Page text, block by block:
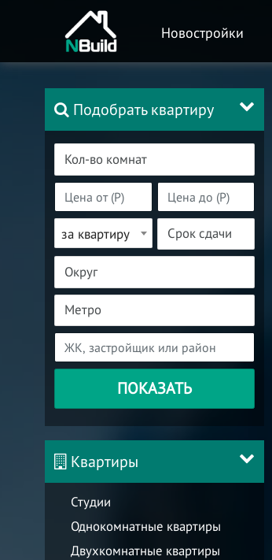
Новостройки
Подобрать квартиру
за квартиру
ПОКАЗАТЬ
Квартиры
Студии
Однокомнатные квартиры
Двухкомнатные квартиры